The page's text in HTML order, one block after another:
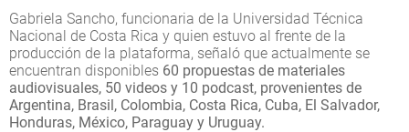
Gabriela Sancho, funcionaria de la Universidad Técnica
Nacional de Costa Rica y quien estuvo al frente de la
producción de la plataforma, señaló que actualmente se
encuentran disponibles 60 propuestas de materiales
audiovisuales, 50 videos y 10 podcast, provenientes de
Argentina, Brasil, Colombia, Costa Rica, Cuba, El Salvador,
Honduras, México, Paraguay y Uruguay.